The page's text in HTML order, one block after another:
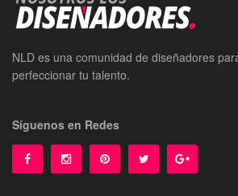
NLD es una comunidad de diseñadores
perfeccionar tu talento.
Síguenos en Redes